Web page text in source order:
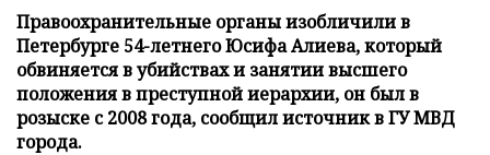
Правоохранительные органы изобличили в
Петербурге 54-летнего Юсифа Алиева, который
обвиняется в убийствах и занятии высшего
положения в преступной иерархии, он был в
розыске с 2008 года, сообщил источник в ГУ МВД
города.